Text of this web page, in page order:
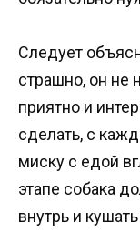
Следует
страшно, он не
приятно и
сделать, с
миску с едой
этапе собака
внутрь и